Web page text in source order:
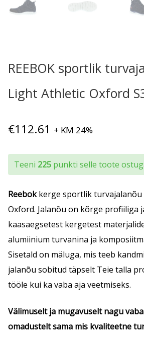
REEBOK sportlik
Light Athletic Oxford
€112.61 + KM 24%
Teeni 225 punkti selle toote
Reebokkerge sportlik turvajalanõu
Oxford. Jalanõu on kõrge profiiliga
kaasaegsetest kergetest
alumiinium turvanina ja
Sisetald on mäluga, mis teeb
jalanõu sobitud täpselt Teie talla
tööle kui ka vaba aja veetmiseks.
Välimuselt ja mugavuselt nagu
omadustelt sama mis kvaliteetne